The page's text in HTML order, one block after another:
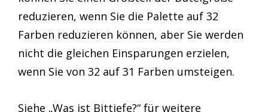
reduzieren, wenn Sie die Palette auf 32
Farben reduzieren können, aber Sie werden
nicht die gleichen Einsparungen erzielen,
wenn Sie von 32 auf 31 Farben umsteigen.
Siehe „Was ist Bittiefe?“ für weitere